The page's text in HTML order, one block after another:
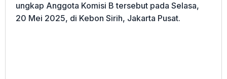
ungkap Anggota Komisi B tersebut pada Selasa,
20 Mei 2025, di Kebon Sirih, Jakarta Pusat.